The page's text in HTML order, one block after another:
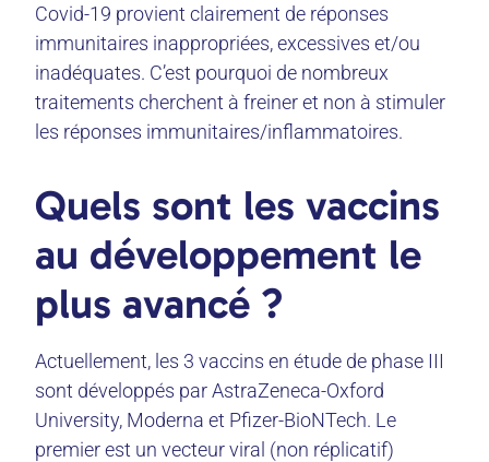
Covid-19 provient clairement de réponses
immunitaires inappropriées, excessives et/ou
inadéquates. C’est pourquoi de nombreux
traitements cherchent à freiner et non à stimuler
les réponses immunitaires/inflammatoires.
Quels sont les vaccins
au développement le
plus avancé ?
Actuellement, les 3 vaccins en étude de phase III
sont développés par AstraZeneca-Oxford
University, Moderna et Pfizer-BioNTech. Le
premier est un vecteur viral (non réplicatif)